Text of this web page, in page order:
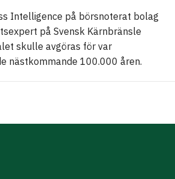
Intelligence på börsnoterat bolag
på Svensk Kärnbränsle
skulle avgöras för var
nästkommande 100.000 åren.